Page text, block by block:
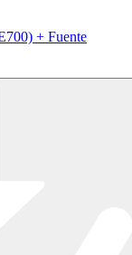
+ Fuente